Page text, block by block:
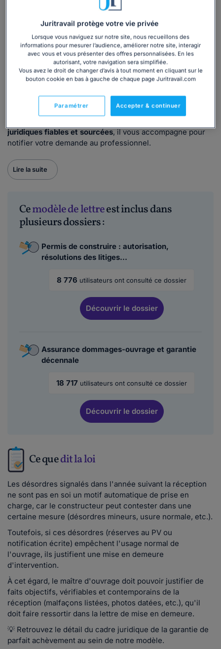
💡 Pour vous accompagner dans cette démarche,
Juritravail vous propose un modèle de lettre de mise en
demeure qui vous permettra de formaliser votre demande
de manière claire et conforme à la réglementation.
Quand utiliser notre modèle de lettre ?
avez pris votre décision de mettre en demeure le
constructeur d'intervenir au titre de la garantie de parfait
juridiques fiables et sourcées, il vous accompagne pour
notifier votre demande au professionnel.
Lire la suite
Cemodèle de lettreest inclus dans
plusieurs dossiers :
Permis de construire : autorisation,
résolutions des litiges...
8 776 utilisateurs ont consulté ce dossier
Découvrirle dossier
Assurance dommages-ouvrage et garantie
décennale
18 717 utilisateurs ont consulté ce dossier
Découvrirle dossier
Ce quedit la loi
Les désordres signalés dans l'année suivant la réception
ne sont pas en soi un motif automatique de prise en
charge, car le constructeur peut contester dans une
certaine mesure (désordres mineurs, usure normale, etc.).
Toutefois, si ces désordres (réserves au PV ou
notification écrite) empêchent l'usage normal de
l'ouvrage, ils justifient une mise en demeure
d'intervention.
À cet égard, le maître d'ouvrage doit pouvoir justifier de
faits objectifs, vérifiables et contemporains de la
réception (malfaçons listées, photos datées, etc.), qu'il
doit faire ressortir dans la lettre de mise en demeure.
💡 Retrouvez le détail du cadre juridique de la garantie de
parfait achèvement au sein de notre modèle.
Juritravail protège votre vie privée
Lorsque vous naviguez sur notre site, nous recueillons des
informations pour mesurer l’audience, améliorer notre site, interagir
avec vous et vous présenter des offres personnalisées. En les
autorisant, votre navigation sera simplifiée.
Vous avez le droit de changer d’avis à tout moment en cliquant sur le
bouton cookie en bas à gauche de chaque page Juritravail.com
Accepter & continuer
Paramétrer